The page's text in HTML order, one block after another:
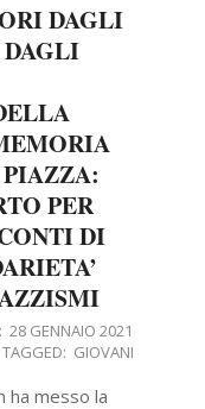
DAGLI
PER
DI
28 GENNAIO 2021
TAGGED: GIOVANI
ha messo la